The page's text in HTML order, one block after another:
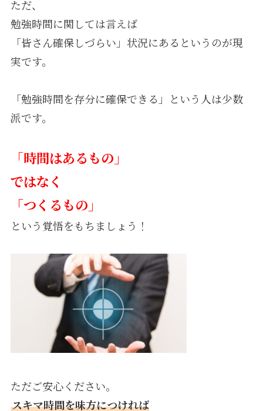
ただ、
勉強時間に関しては言えば
「皆さん確保しづらい」状況にあるというのが現
実です。
「勉強時間を存分に確保できる」という人は少数
派です。
「時間はあるもの」
ではなく
「つくるもの」
という覚悟をもちましょう！
ただご安心ください。
スキマ時間を味方につければ